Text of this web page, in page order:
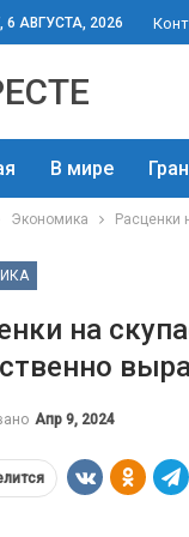
6 АВГУСТА, 2026
В мире
Экономика Расценки
на
Апр 9, 2024